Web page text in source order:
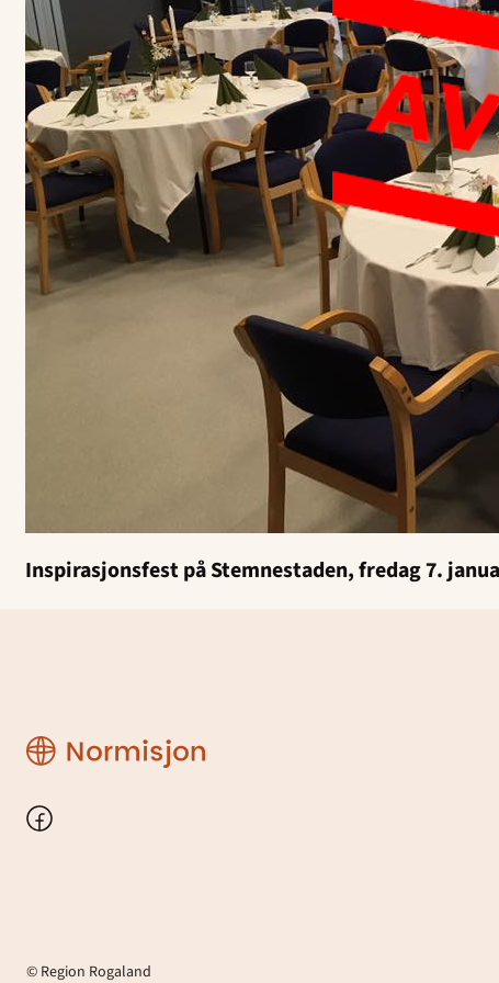
Inspirasjonsfest på Stemnestaden, fredag 7.
Region
Rogaland
Facebook
© Region Rogaland